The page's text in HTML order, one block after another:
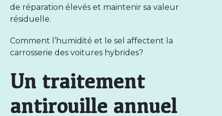
de réparation élevés et maintenir sa valeur
résiduelle.
Comment l’humidité et le sel affectent la
carrosserie des voitures hybrides?
Un traitement
antirouille annuel